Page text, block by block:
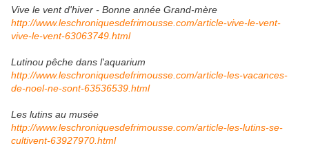
Vive le vent d'hiver - Bonne année Grand-mère
http://www.leschroniquesdefrimousse.com/article-vive-le-vent-
vive-le-vent-63063749.html
Lutinou pêche dans l'aquarium
http://www.leschroniquesdefrimousse.com/article-les-vacances-
de-noel-ne-sont-63536539.html
Les lutins au musée
http://www.leschroniquesdefrimousse.com/article-les-lutins-se-
cultivent-63927970.html